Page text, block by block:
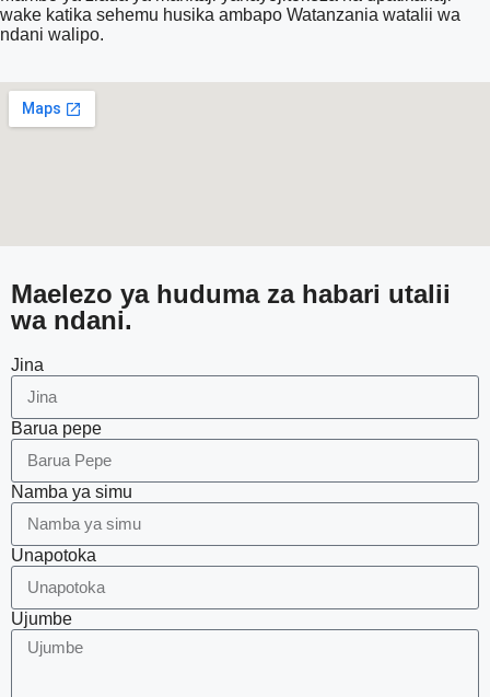
wake katika sehemu husika ambapo Watanzania watalii wa
ndani walipo.
Maelezo ya huduma za habari utalii
wa ndani.
Jina
Barua pepe
Namba ya simu
Unapotoka
Ujumbe